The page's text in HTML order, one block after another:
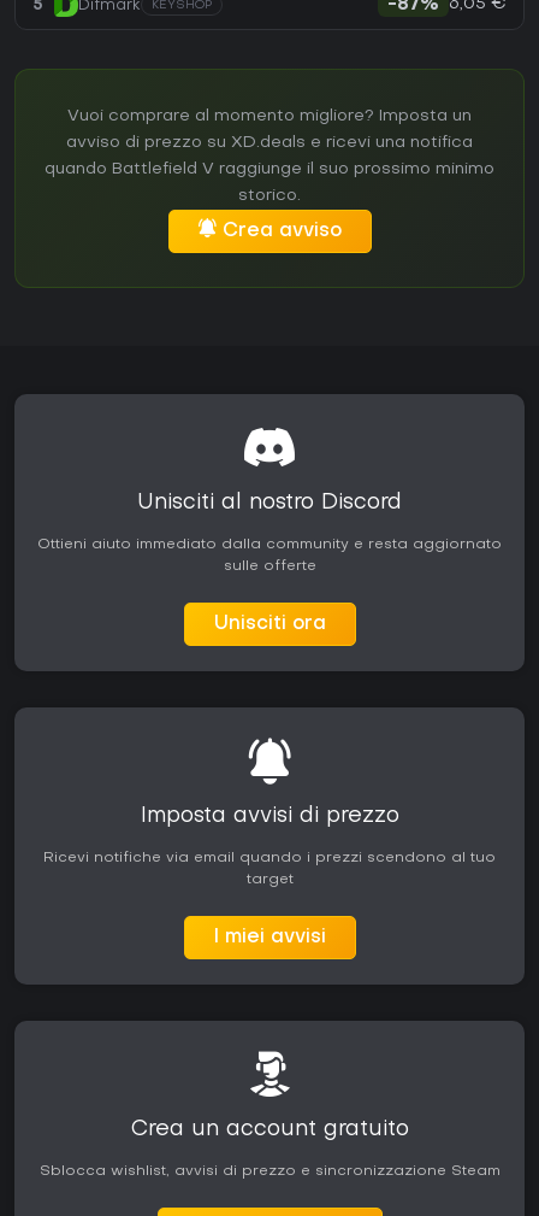
5 Difmark KEYSHOP -87% 6,05 €
Vuoi comprare al momento migliore? Imposta un
avviso di prezzo su XD.deals e ricevi una notifica
quando Battlefield V raggiunge il suo prossimo minimo
storico.
Crea avviso
Unisciti al nostro Discord
Ottieni aiuto immediato dalla community e resta aggiornato
sulle offerte
Unisciti ora
Imposta avvisi di prezzo
Ricevi notifiche via email quando i prezzi scendono al tuo
target
I miei avvisi
Crea un account gratuito
Sblocca wishlist, avvisi di prezzo e sincronizzazione Steam